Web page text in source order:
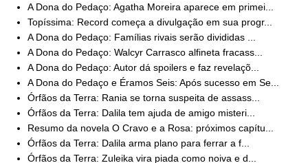
A Dona do Pedaço: Agatha Moreira aparece em primei...
Topíssima: Record começa a divulgação em sua progr...
A Dona do Pedaço: Famílias rivais serão divididas ...
A Dona do Pedaço: Walcyr Carrasco alfineta fracass...
A Dona do Pedaço: Autor dá spoilers e faz revelaçõ...
A Dona do Pedaço e Éramos Seis: Após sucesso em Se...
Órfãos da Terra: Rania se torna suspeita de assass...
Órfãos da Terra: Dalila tem ajuda de amigo misteri...
Resumo da novela O Cravo e a Rosa: próximos capítu...
Órfãos da Terra: Dalila arma plano para ferrar a f...
Órfãos da Terra: Zuleika vira piada como noiva e d...